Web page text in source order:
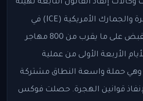
وكالات إنفاذ القانون التابعة لهيئة
إنفاذ قوانين الهجرة والجمارك الأمريكية (ICE) في
ميامي وفلوريدا القبض على ما يقرب من 800 مهاجر
الأربعة الأولى من عملية
وهي حملة واسعة النطاق مشتركة
قوانين الهجرة. حصلت فوكس